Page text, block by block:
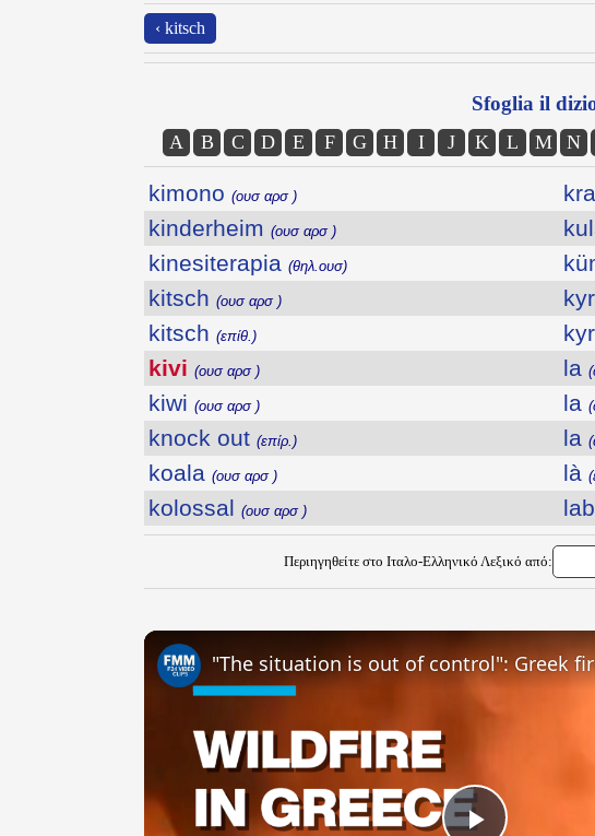
‹ kitsch
Sfoglia il
A B C D E F G H I J K L M N
kimono (ουσ αρσ )
kinderheim (ουσ αρσ )
kinesiterapia (θηλ.ουσ)
kitsch (ουσ αρσ )
kitsch (επίθ.)
kivi (ουσ αρσ )
kiwi (ουσ αρσ )
knock out (επίρ.)
koala (ουσ αρσ )
kolossal (ουσ αρσ )
la
la
la
là
Περιηγηθείτε στο Ιταλο-Ελληνικό Λεξικό από: